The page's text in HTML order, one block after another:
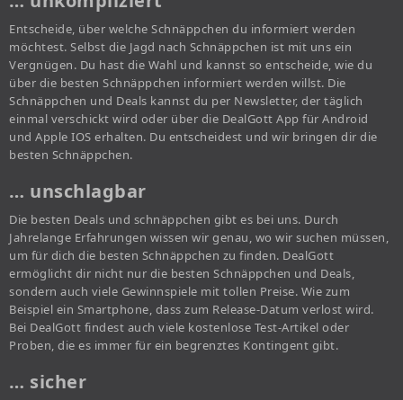
Entscheide, über welche Schnäppchen du informiert werden
möchtest. Selbst die Jagd nach Schnäppchen ist mit uns ein
Vergnügen. Du hast die Wahl und kannst so entscheide, wie du
über die besten Schnäppchen informiert werden willst. Die
Schnäppchen und Deals kannst du per Newsletter, der täglich
einmal verschickt wird oder über die DealGott App für Android
und Apple IOS erhalten. Du entscheidest und wir bringen dir die
besten Schnäppchen.
… unschlagbar
Die besten Deals und schnäppchen gibt es bei uns. Durch
Jahrelange Erfahrungen wissen wir genau, wo wir suchen müssen,
um für dich die besten Schnäppchen zu finden. DealGott
ermöglicht dir nicht nur die besten Schnäppchen und Deals,
sondern auch viele Gewinnspiele mit tollen Preise. Wie zum
Beispiel ein Smartphone, dass zum Release-Datum verlost wird.
Bei DealGott findest auch viele kostenlose Test-Artikel oder
Proben, die es immer für ein begrenztes Kontingent gibt.
… sicher